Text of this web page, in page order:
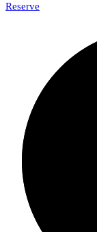
Reserve